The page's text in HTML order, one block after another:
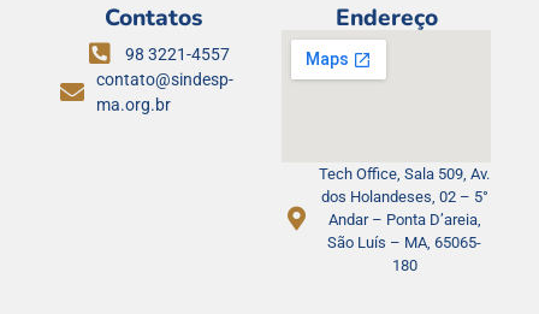
Contatos
98 3221-4557
contato@sindesp-
ma.org.br
Endereço
Tech Office, Sala 509, Av.
dos Holandeses, 02 – 5°
Andar – Ponta D’areia,
São Luís – MA, 65065-
180